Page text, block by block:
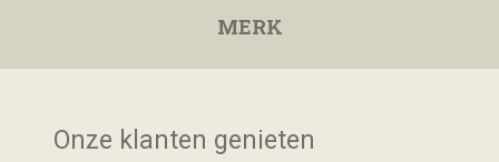
MERK
Onze klanten genieten